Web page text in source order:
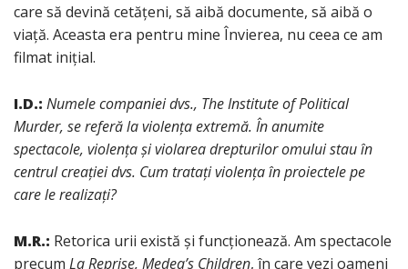
care să devină cetățeni, să aibă documente, să aibă o
viață. Aceasta era pentru mine Învierea, nu ceea ce am
filmat inițial.
I.D.: Numele companiei dvs., The Institute of Political
Murder, se referă la violența extremă. În anumite
spectacole, violența și violarea drepturilor omului stau în
centrul creației dvs. Cum tratați violența în proiectele pe
care le realizați?
M.R.: Retorica urii există și funcționează. Am spectacole
precum La Reprise, Medea’s Children, în care vezi oameni